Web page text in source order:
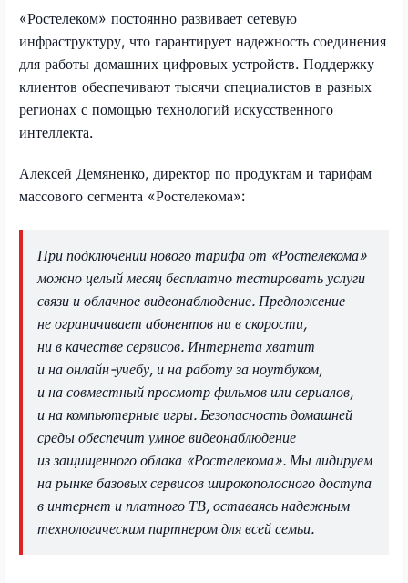
«Ростелеком» постоянно развивает сетевую
инфраструктуру, что гарантирует надежность соединения
для работы домашних цифровых устройств. Поддержку
клиентов обеспечивают тысячи специалистов в разных
регионах с помощью технологий искусственного
интеллекта.
Алексей Демяненко, директор по продуктам и тарифам
массового сегмента «Ростелекома»:
При подключении нового тарифа от «Ростелекома»
можно целый месяц бесплатно тестировать услуги
связи и облачное видеонаблюдение. Предложение
не ограничивает абонентов ни в скорости,
ни в качестве сервисов. Интернета хватит
и на онлайн-учебу, и на работу за ноутбуком,
и на совместный просмотр фильмов или сериалов,
и на компьютерные игры. Безопасность домашней
среды обеспечит умное видеонаблюдение
из защищенного облака «Ростелекома». Мы лидируем
на рынке базовых сервисов широкополосного доступа
в интернет и платного ТВ, оставаясь надежным
технологическим партнером для всей семьи.